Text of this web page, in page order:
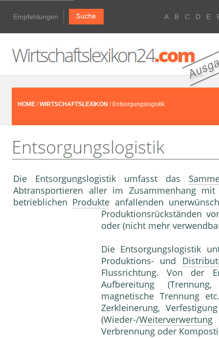
Empfehlungen A B C D E
HOME /WIRTSCHAFTSLEXIKON / Entsorgungslogistik
Entsorgungslogistik
Die Entsorgungslogistik umfasst das
Abtransportieren aller im Zusammenhang
betrieblichen Produkte anfallenden
Produktionsrückständen
oder (nicht mehr
Die Entsorgungslogistik
Produktions- und
Flussrichtung. Von der
Aufbereitung
magnetische Trennung
Zerkleinerung,
(Wieder-/Weiterverwertung
Verbrennung oder